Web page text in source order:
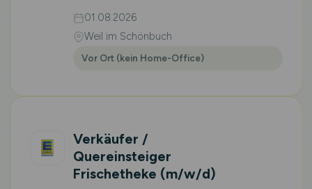
01.08.2026
Weil im Schönbuch
Vor Ort (kein Home-Office)
Verkäufer /
Quereinsteiger
Frischetheke (m/w/d)